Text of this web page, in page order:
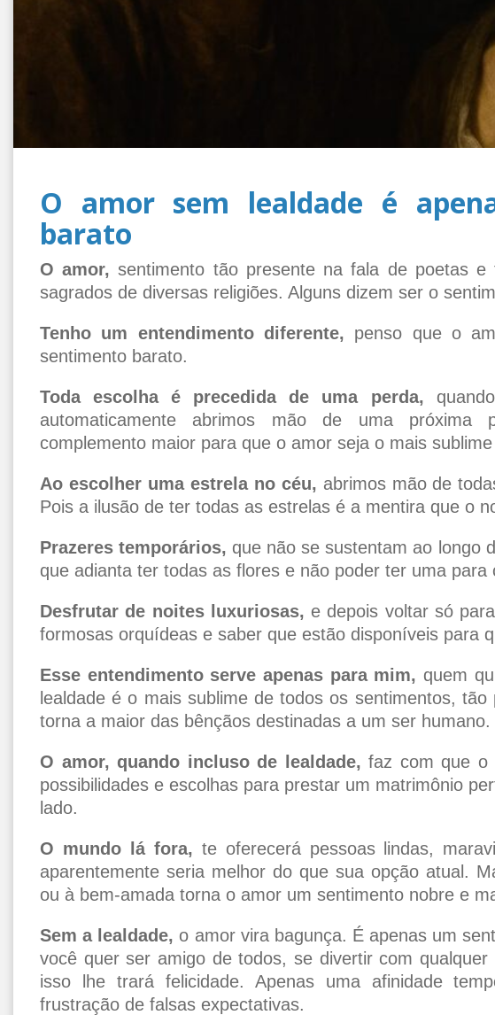
O amor sem lealdade é
barato
O amor, sentimento tão presente na fala de poetas
sagrados de diversas religiões. Alguns dizem ser o
Tenho um entendimento diferente, penso que o
sentimento barato.
Toda escolha é precedida de uma perda,
automaticamente abrimos mão de uma próxima
complemento maior para que o amor seja o mais
Ao escolher uma estrela no céu, abrimos mão de
Pois a ilusão de ter todas as estrelas é a mentira que o
Prazeres temporários, que não se sustentam ao longo
que adianta ter todas as flores e não poder ter uma para
Desfrutar de noites luxuriosas, e depois voltar só
formosas orquídeas e saber que estão disponíveis para
Esse entendimento serve apenas para mim, quem
lealdade é o mais sublime de todos os sentimentos,
torna a maior das bênçãos destinadas a um ser humano.
O amor, quando incluso de lealdade, faz com que o
possibilidades e escolhas para prestar um matrimônio
lado.
O mundo lá fora, te oferecerá pessoas lindas,
aparentemente seria melhor do que sua opção atual.
ou à bem-amada torna o amor um sentimento nobre e
Sem a lealdade, o amor vira bagunça. É apenas um
você quer ser amigo de todos, se divertir com
isso lhe trará felicidade. Apenas uma afinidade
frustração de falsas expectativas.